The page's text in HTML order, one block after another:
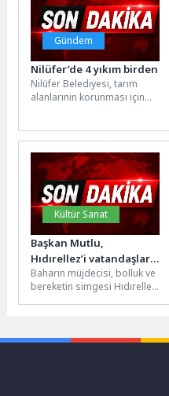
Gündem
Nilüfer’de 4 yıkım birden
Nilüfer Belediyesi, tarım
alanlarının korunması için
Kültür Sanat
Başkan Mutlu,
Hıdırellez’i vatandaşlarla
kutladı
Baharın müjdecisi, bolluk ve
bereketin simgesi Hıdırellez,